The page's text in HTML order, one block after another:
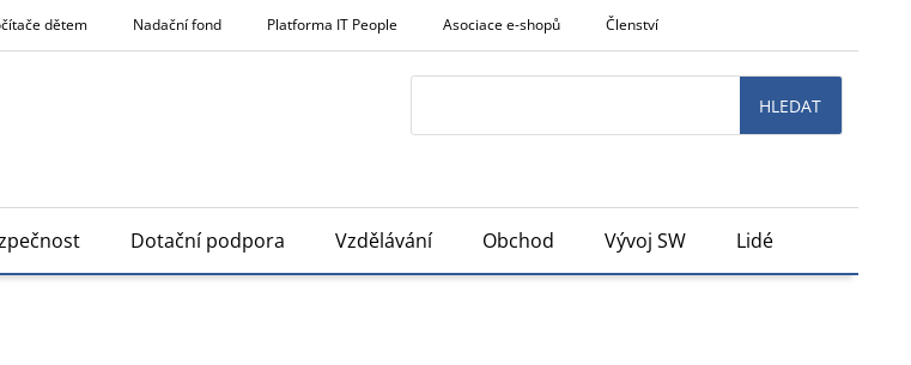
dětem Nadační fond Platforma IT People Asociace e-shopů Členství
HLEDAT
Dotační podpora Vzdělávání Obchod Vývoj SW Lidé